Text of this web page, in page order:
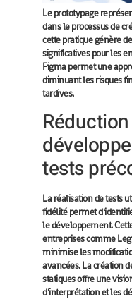
Le prototypage
dans le processus de
cette pratique génère
significatives pour les
Figma permet une
diminuant les risques
tardives.
tests
La réalisation de tests
fidélité permet
le développement.
entreprises comme
minimise les
avancées. La création
statiques offre une
d'interprétation et les